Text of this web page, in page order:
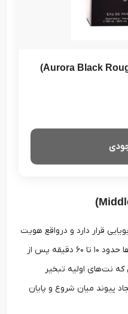
ادکلن زنانه آرورا بلک روژ (Aurora Black Rouge)
قرار دارد و درواقع هویت
اصلی عطر را شکل می‌دهد. این نت‌ها حدود ۱۰ تا ۶۰ دقیقه پس از
اولیه تبخیر
میان شروع و پایان